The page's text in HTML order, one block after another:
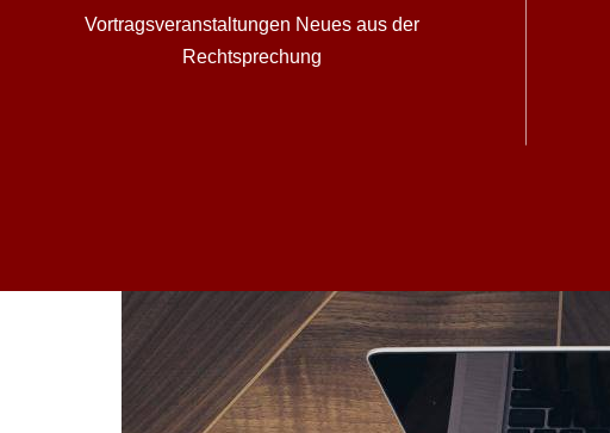
Vortragsveranstaltungen Neues aus der
Rechtsprechung